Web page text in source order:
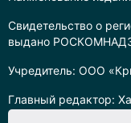
Свидетельство о
выдано
Учредитель: ООО
Главный редактор: